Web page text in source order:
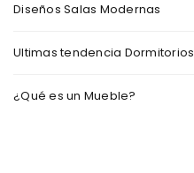
Diseños Salas Modernas
Ultimas tendencia Dormitorios
¿Qué es un Mueble?